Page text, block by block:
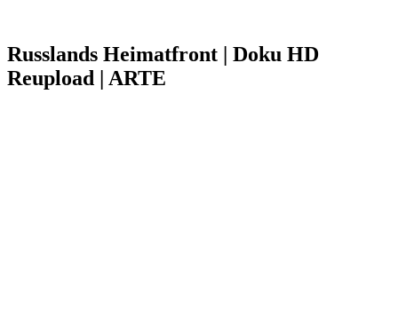
Russlands Heimatfront | Doku HD
Reupload | ARTE